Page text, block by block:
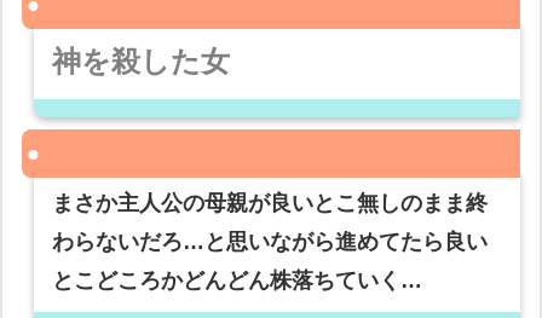
神を殺した女
まさか主人公の母親が良いとこ無しのまま終
わらないだろ…と思いながら進めてたら良い
とこどころかどんどん株落ちていく…